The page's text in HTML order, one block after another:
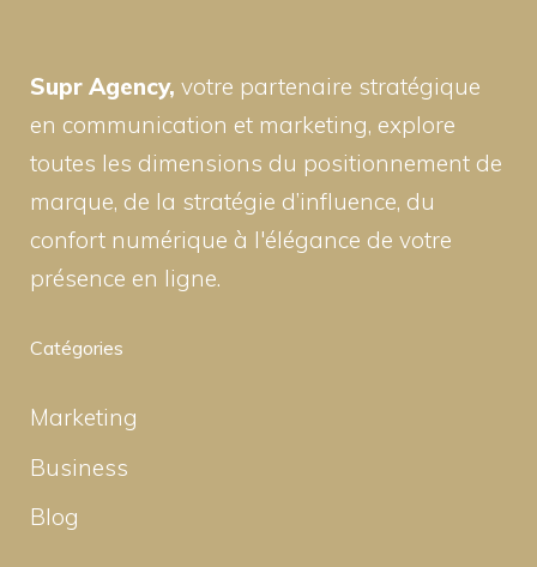
Supr Agency, votre partenaire stratégique
en communication et marketing, explore
toutes les dimensions du positionnement de
marque, de la stratégie d’influence, du
confort numérique à l'élégance de votre
présence en ligne.
Catégories
Marketing
Business
Blog